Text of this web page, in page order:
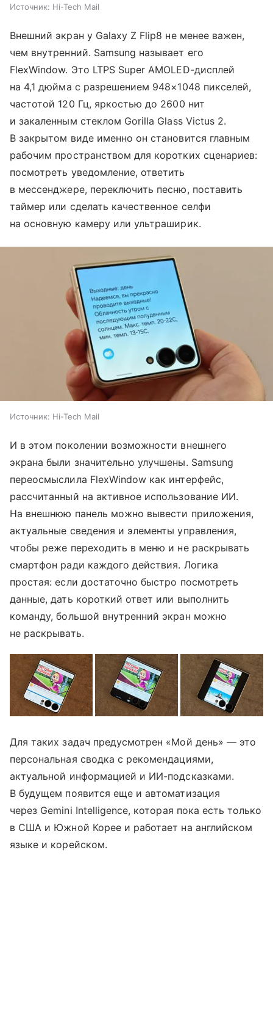
Источник: Hi-Tech Mail
Внешний экран у Galaxy Z Flip8 не менее важен,
чем внутренний. Samsung называет его
FlexWindow. Это LTPS Super AMOLED-дисплей
на 4,1 дюйма с разрешением 948×1048 пикселей,
частотой 120 Гц, яркостью до 2600 нит
и закаленным стеклом Gorilla Glass Victus 2.
В закрытом виде именно он становится главным
рабочим пространством для коротких сценариев:
посмотреть уведомление, ответить
в мессенджере, переключить песню, поставить
таймер или сделать качественное селфи
на основную камеру или ультраширик.
Источник: Hi-Tech Mail
И в этом поколении возможности внешнего
экрана были значительно улучшены. Samsung
переосмыслила FlexWindow как интерфейс,
рассчитанный на активное использование ИИ.
На внешнюю панель можно вывести приложения,
актуальные сведения и элементы управления,
чтобы реже переходить в меню и не раскрывать
смартфон ради каждого действия. Логика
простая: если достаточно быстро посмотреть
данные, дать короткий ответ или выполнить
команду, большой внутренний экран можно
не раскрывать.
Для таких задач предусмотрен «Мой день» — это
персональная сводка с рекомендациями,
актуальной информацией и ИИ-подсказками.
В будущем появится еще и автоматизация
через Gemini Intelligence, которая пока есть только
в США и Южной Корее и работает на английском
языке и корейском.